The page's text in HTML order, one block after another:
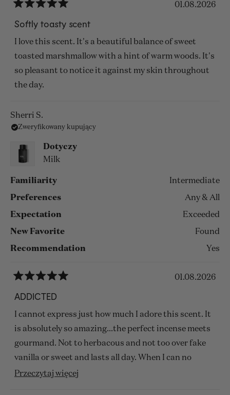
na
5
z
5
gwiazdek
01.08.2026
Softly toasty scent
I love this scent. It's a beautiful balance of sweet
toasted marshmallow with a hint of warm woods. It's
so pleasant to notice it against my skin throughout
the day.
Sherri S.
Zweryfikowany kupujący
Dotyczy
Milk
Familiarity Intermediate
Preferences Any & All
Expectation Exceeded
New Favorite Found
Recommendation Yes
na
5
z
5
gwiazdek
01.08.2026
ADDICTED
I cannot express just how much I adore this scent. It
is absolutely so amazing...the perfect incense meets
gourmand. Not to herbacous and not too over fake
vanilla or sweet and lasts all day. When I can no
longer smell it, someone will mention how nice my
Przeczytaj więcej